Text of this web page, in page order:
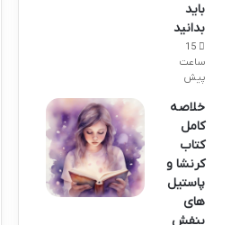
باید
بدانید
15
ساعت
پیش
خلاصه
کامل
کتاب
کرنشا و
پاستیل
های
بنفش